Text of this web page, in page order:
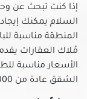
شقق
شقق
شقق
شقق للبيع
إذا كنت تبحث عن
السلام يمكنك
المنطقة مناسبة
مُلاك العقارات
الأسعار مناسبة
الشقق عادة من 200.000 جنيه.